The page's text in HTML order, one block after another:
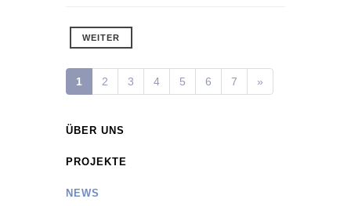
WEITER
1 2 3 4 5 6 7 »
ÜBER UNS
PROJEKTE
NEWS